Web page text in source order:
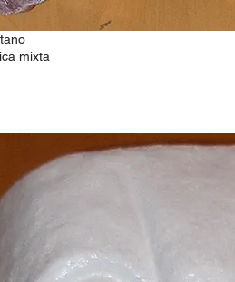
mixta